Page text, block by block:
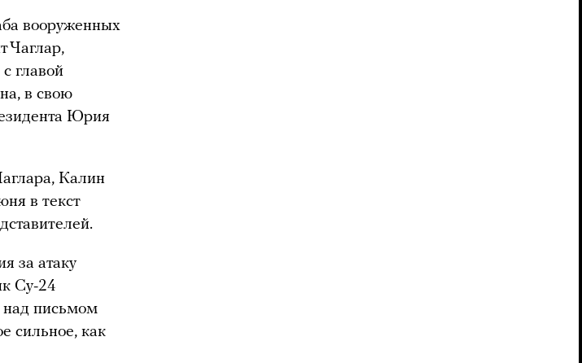
вооруженных
Чаглар,
главой
в свою
Юрия
Калин
в текст
за атаку
Су-24
над письмом
сильное, как